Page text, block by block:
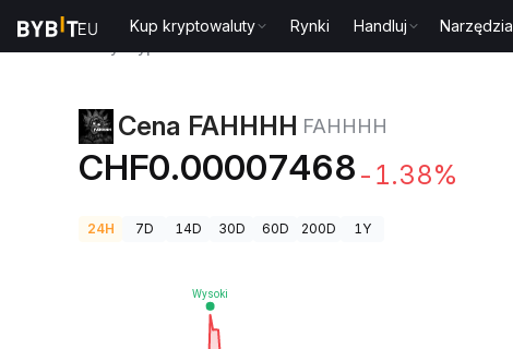
Kup kryptowaluty Rynki Handluj Narzędzia
Cena FAHHHH FAHHHH
CHF0.00007468 -1.38%
24H 7D 14D 30D 60D 200D 1Y